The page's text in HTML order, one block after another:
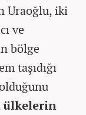
Uraoğlu, iki
ve
bölge
taşıdığı
ülkelerin